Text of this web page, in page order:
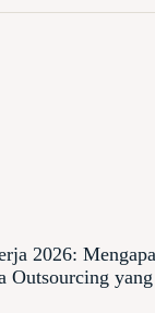
2026:
Outsourcing